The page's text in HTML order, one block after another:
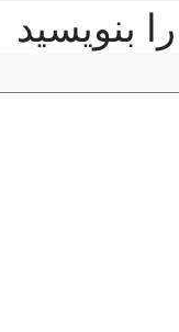
بنویسید